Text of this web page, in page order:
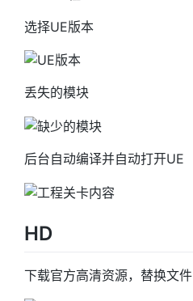
选择UE版本
丢失的模块
后台自动编译并自动打开UE
HD
下载官方高清资源，替换文件